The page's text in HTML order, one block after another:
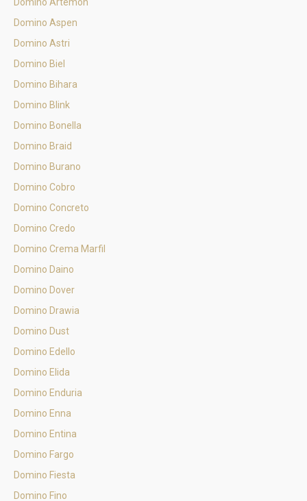
Domino Aspen
Domino Astri
Domino Biel
Domino Bihara
Domino Blink
Domino Bonella
Domino Braid
Domino Burano
Domino Cobro
Domino Concreto
Domino Credo
Domino Crema Marfil
Domino Daino
Domino Dover
Domino Drawia
Domino Dust
Domino Edello
Domino Elida
Domino Enduria
Domino Enna
Domino Entina
Domino Fargo
Domino Fiesta
Domino Fino